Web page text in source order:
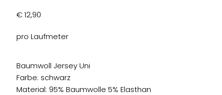
€12,90
pro Laufmeter
Baumwoll Jersey Uni
Farbe: schwarz
Material: 95% Baumwolle 5% Elasthan